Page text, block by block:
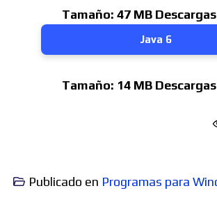
Tamaño: 47 MB
Java 6
Tamaño: 14 MB
Publicado en Programas para